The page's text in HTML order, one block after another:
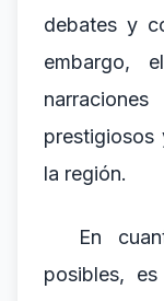
debates y
embargo,
prestigiosos
la región.
En
posibles,